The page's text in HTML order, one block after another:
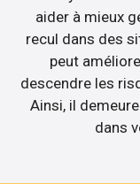
aider à mieux
recul dans des
peut
descendre les
Ainsi, il
dans